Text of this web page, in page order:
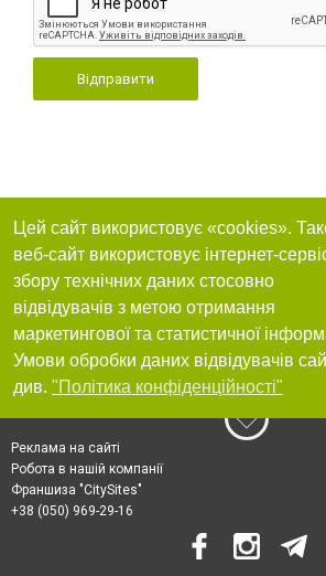
Відправити
Цей сайт використовує «cookies».
веб-сайт використовує інтернет-
збору технічних даних стосовно
відвідувачів з метою отримання
маркетингової та статистичної
Умови обробки даних відвідувачів
див. "Політика конфіденційності"
Реклама на сайті
Робота в нашій компанії
Франшиза "CitySites"
+38 (050) 969-29-16